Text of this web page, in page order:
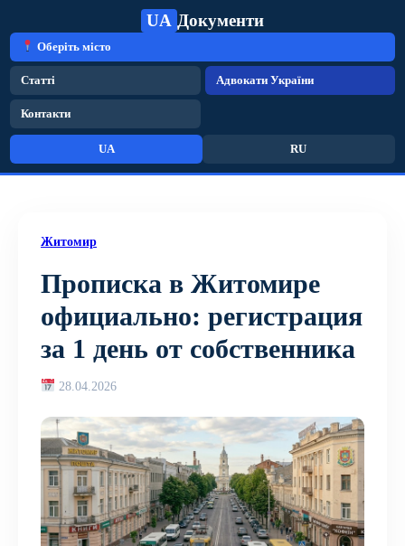
UA Документи
Оберіть місто
Статті Адвокати України
Контакти
UA RU
Житомир
Прописка в Житомире
официально: регистрация
за 1 день от собственника
28.04.2026